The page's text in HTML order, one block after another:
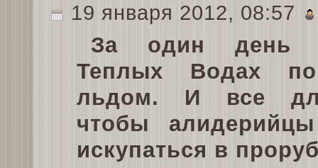
19 января 2012, 08:57
За один день
Теплых Водах
льдом. И все
чтобы
искупаться в